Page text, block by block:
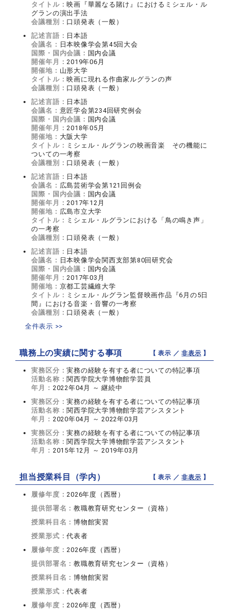
タイトル：映画『華麗なる賭け』におけるミシェル・ル
グランの演出手法
会議種別： 口頭発表（一般）
記述言語： 日本語
会議名： 日本映像学会第45回大会
国際・国内会議： 国内会議
開催年月：2019年06月
開催地： 山形大学
タイトル：映画に現れる作曲家ルグランの声
会議種別： 口頭発表（一般）
記述言語： 日本語
会議名： 意匠学会第234回研究例会
国際・国内会議： 国内会議
開催年月：2018年05月
開催地： 大阪大学
タイトル： ミシェル・ルグランの映画音楽 その機能に
ついての一考察
会議種別： 口頭発表（一般）
記述言語： 日本語
会議名： 広島芸術学会第121回例会
国際・国内会議： 国内会議
開催年月：2017年12月
開催地： 広島市立大学
タイトル： ミシェル・ルグランにおける「鳥の鳴き声」
の一考察
会議種別： 口頭発表（一般）
記述言語： 日本語
会議名： 日本映像学会関西支部第80回研究会
国際・国内会議： 国内会議
開催年月：2017年03月
開催地： 京都工芸繊維大学
タイトル： ミシェル・ルグラン監督映画作品『6月の5日
間』における音楽・音響の一考察
会議種別： 口頭発表（一般）
全件表示 >>
職務上の実績に関する事項 【 表示 ／非表示 】
実務区分：実務の経験を有する者についての特記事項
活動名称： 関西学院大学博物館学芸員
年月： 2022年04月 ～ 継続中
実務区分：実務の経験を有する者についての特記事項
活動名称： 関西学院大学博物館学芸アシスタント
年月： 2020年04月 ～ 2022年03月
実務区分：実務の経験を有する者についての特記事項
活動名称： 関西学院大学博物館学芸アシスタント
年月： 2015年12月 ～ 2019年03月
担当授業科目（学内） 【 表示 ／非表示 】
履修年度：2026年度（西暦）
提供部署名：教職教育研究センター（資格）
授業科目名：博物館実習
授業形式：代表者
履修年度：2026年度（西暦）
提供部署名：教職教育研究センター（資格）
授業科目名：博物館実習
授業形式：代表者
履修年度：2026年度（西暦）